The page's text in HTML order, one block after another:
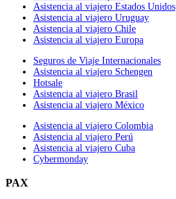
Asistencia al viajero Estados Unidos
Asistencia al viajero Uruguay
Asistencia al viajero Chile
Asistencia al viajero Europa
Seguros de Viaje Internacionales
Asistencia al viajero Schengen
Hotsale
Asistencia al viajero Brasil
Asistencia al viajero México
Asistencia al viajero Colombia
Asistencia al viajero Perú
Asistencia al viajero Cuba
Cybermonday
PAX